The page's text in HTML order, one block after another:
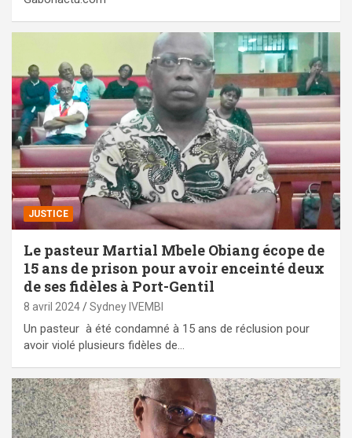
JUSTICE
Le pasteur Martial Mbele Obiang écope de
15 ans de prison pour avoir enceinté deux
de ses fidèles à Port-Gentil
8 avril 2024 Sydney IVEMBI
Un pasteur à été condamné à 15 ans de réclusion pour
avoir violé plusieurs fidèles de…